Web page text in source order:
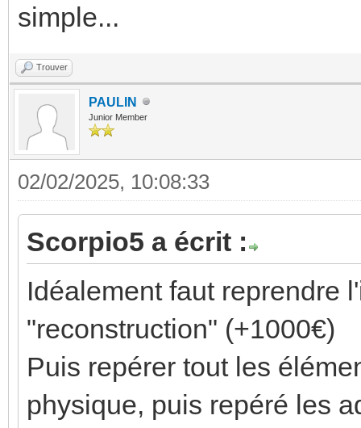
simple...
Trouver
PAULIN
Junior Member
02/02/2025, 10:08:33
Scorpio5 a écrit :
Idéalement faut reprendre
"reconstruction" (+1000€)
Puis repérer tout les
physique, puis repéré les